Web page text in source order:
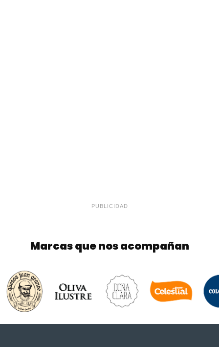
PUBLICIDAD
Marcas que nos acompañan